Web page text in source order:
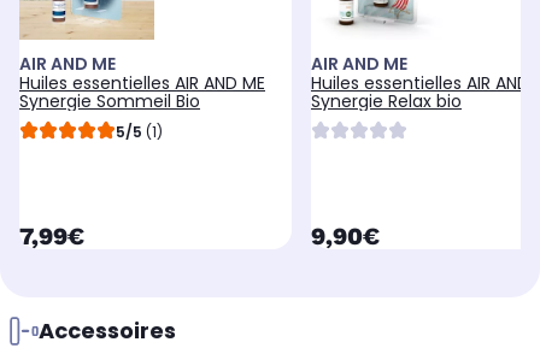
AIR AND ME
Huiles essentielles AIR AND ME
Synergie Sommeil Bio
5/5 (1)
currentPrice
7,99€
AIR AND ME
Huiles essentielles AIR AND
Synergie Relax bio
currentPrice
9,90€
Accessoires